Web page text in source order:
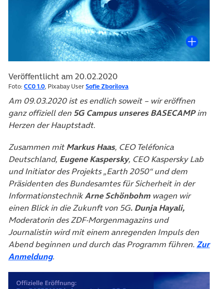
Veröffentlicht am 20.02.2020
Foto: CC0 1.0, Pixabay UserSofie Zborilova
Am 09.03.2020 ist es endlich soweit – wir eröffnen
ganz offiziell den 5G Campus unseres BASECAMPim
Herzen der Hauptstadt.
Zusammen mitMarkus Haas, CEO Teléfonica
Deutschland, Eugene Kaspersky, CEO Kaspersky Lab
und Initiator des Projekts „Earth 2050“ und dem
Präsidenten des Bundesamtes für Sicherheit in der
InformationstechnikArne Schönbohm wagen wir
einen Blick in die Zukunft von 5G. Dunja Hayali,
Moderatorin des ZDF-Morgenmagazins und
Journalistin wird mit einem anregenden Impuls den
Abend beginnen und durch das Programm führen. Zur
Anmeldung(öffnet in neuem Tab)
.